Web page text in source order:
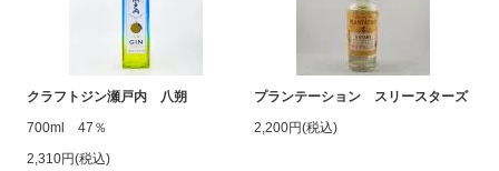
クラフトジン瀬戸内 八朔
700ml 47％
2,310円(税込)
プランテーション スリースターズ
2,200円(税込)